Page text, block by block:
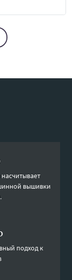
вышивки
подход к